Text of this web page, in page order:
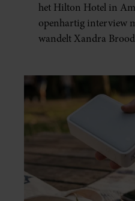
het Hilton Hotel in
openhartig interview
wandelt Xandra
Leidsedwarsstraat
herinneringen op.
samen en werd